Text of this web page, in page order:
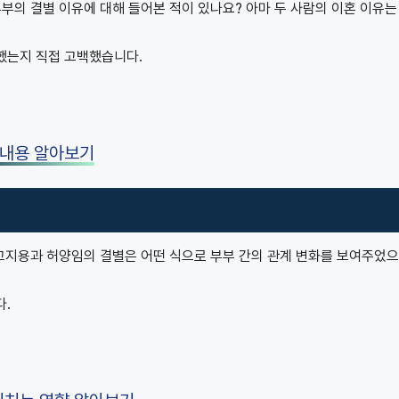
의 결별 이유에 대해 들어본 적이 있나요? 아마 두 사람의 이혼 이유
는지 직접 고백했습니다.
용 알아보기
용과 허양임의 결별은 어떤 식으로 부부 간의 관계 변화를 보여주었
.